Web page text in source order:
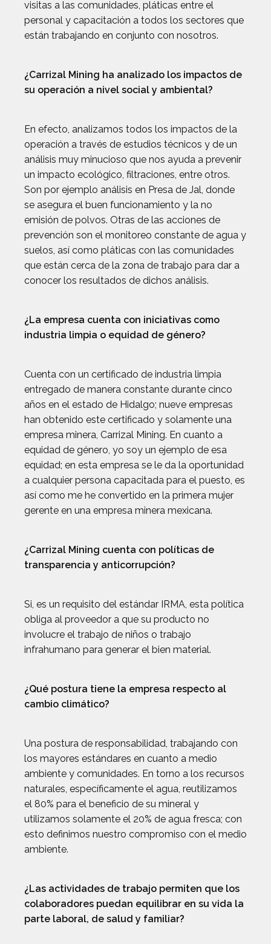
visitas a las comunidades, pláticas entre el
personal y capacitación a todos los sectores que
están trabajando en conjunto con nosotros.
¿Carrizal Mining ha analizado los impactos de
su operación a nivel social y ambiental?
En efecto, analizamos todos los impactos de la
operación a través de estudios técnicos y de un
análisis muy minucioso que nos ayuda a prevenir
un impacto ecológico, filtraciones, entre otros.
Son por ejemplo análisis en Presa de Jal, donde
se asegura el buen funcionamiento y la no
emisión de polvos. Otras de las acciones de
prevención son el monitoreo constante de agua y
suelos, así como pláticas con las comunidades
que están cerca de la zona de trabajo para dar a
conocer los resultados de dichos análisis.
¿La empresa cuenta con iniciativas como
industria limpia o equidad de género?
Cuenta con un certificado de industria limpia
entregado de manera constante durante cinco
años en el estado de Hidalgo; nueve empresas
han obtenido este certificado y solamente una
empresa minera, Carrizal Mining. En cuanto a
equidad de género, yo soy un ejemplo de esa
equidad; en esta empresa se le da la oportunidad
a cualquier persona capacitada para el puesto, es
así como me he convertido en la primera mujer
gerente en una empresa minera mexicana.
¿Carrizal Mining cuenta con políticas de
transparencia y anticorrupción?
Si, es un requisito del estándar IRMA, esta política
obliga al proveedor a que su producto no
involucre el trabajo de niños o trabajo
infrahumano para generar el bien material.
¿Qué postura tiene la empresa respecto al
cambio climático?
Una postura de responsabilidad, trabajando con
los mayores estándares en cuanto a medio
ambiente y comunidades. En torno a los recursos
naturales, específicamente el agua, reutilizamos
el 80% para el beneficio de su mineral y
utilizamos solamente el 20% de agua fresca; con
esto definimos nuestro compromiso con el medio
ambiente.
¿Las actividades de trabajo permiten que los
colaboradores puedan equilibrar en su vida la
parte laboral, de salud y familiar?